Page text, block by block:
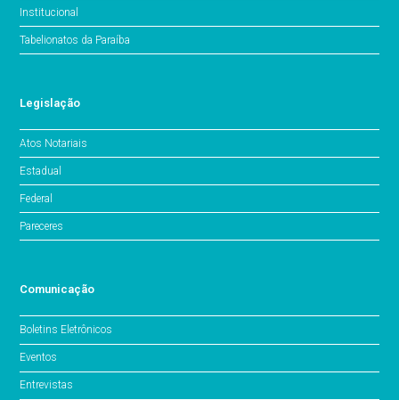
Institucional
Tabelionatos da Paraíba
Legislação
Atos Notariais
Estadual
Federal
Pareceres
Comunicação
Boletins Eletrônicos
Eventos
Entrevistas